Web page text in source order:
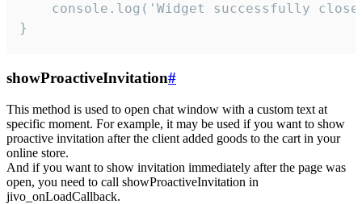
console.log('Widget successfully
}
showProactiveInvitation#
This method is used to open chat window with a custom text at
specific moment. For example, it may be used if you want to show
proactive invitation after the client added goods to the cart in your
online store.
And if you want to show invitation immediately after the page was
open, you need to call showProactiveInvitation in
jivo_onLoadCallback.